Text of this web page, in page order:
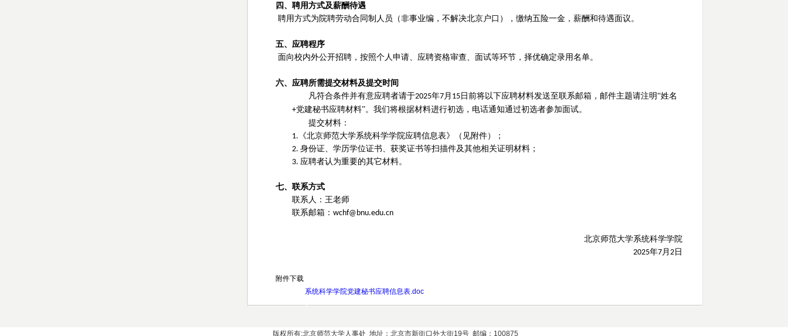
四、聘用方式及薪酬待遇
聘用方式为 院聘劳动合同制人员（非事业编，不解决北京户口），缴纳五险一金，薪酬和待遇面议。
五、应聘程序
面向校内外公开招聘，按照个人申请、应聘资格审查、面试等环节，择优确定录用名单。
六、应聘所需提交材料及提交时间
凡符合条件并有意应聘者请于2025年7月 15 日前将以下应聘材料发送至联系邮箱，邮件主题请注明“姓名
+党建秘书应聘材料”。我们将根据材料进行初选，电话通知通过初选者参加面试。
提交材料：
1. 《北京师范大学系统科学学院应聘信息表》（见附件）；
2. 身份证、学历学位证书、获奖证书等扫描件及其他相关证明材料；
3. 应聘者认为重要的其它材料。
七、联系方式
联系人：王老师
联系邮箱： wchf@bnu.edu.cn
北京师范大学系统科学学院
2025年7月2 日
附件下载
系统科学学院党建秘书应聘信息表.doc
版权所有:北京师范大学人事处 地址：北京市新街口外大街19号 邮编：100875